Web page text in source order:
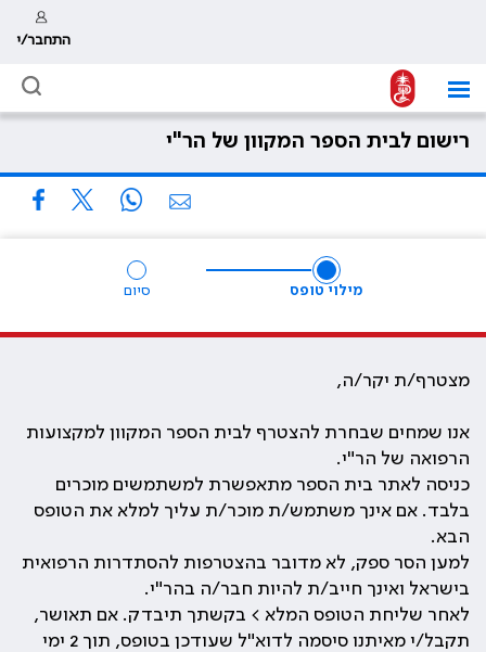
התחבר/י
רישום לבית הספר המקוון של הר"י
מילוי טופס סיום
מצטרף/ת יקר/ה,
אנו שמחים שבחרת להצטרף לבית הספר המקוון למקצועות
הרפואה של הר"י.
כניסה לאתר בית הספר מתאפשרת למשתמשים מוכרים
בלבד. אם אינך משתמש/ת מוכר/ת עליך למלא את הטופס
הבא.
למען הסר ספק, לא מדובר בהצטרפות להסתדרות הרפואית
בישראל ואינך חייב/ת להיות חבר/ה בהר"י.
לאחר שליחת הטופס המלא > בקשתך תיבדק. אם תאושר,
תקבל/י מאיתנו סיסמה לדוא"ל שעודכן בטופס, תוך 2 ימי